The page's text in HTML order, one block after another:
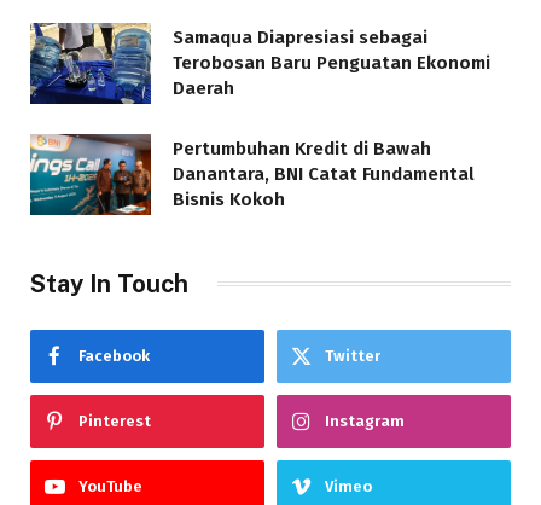
Samaqua Diapresiasi sebagai
Terobosan Baru Penguatan Ekonomi
Daerah
Pertumbuhan Kredit di Bawah
Danantara, BNI Catat Fundamental
Bisnis Kokoh
Stay In Touch
Facebook Twitter
Pinterest Instagram
YouTube Vimeo